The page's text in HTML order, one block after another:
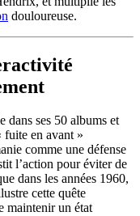
douloureuse.
ses 50 albums et
fuite en avant »
comme une défense
l’action pour éviter de
dans les années 1960,
cette quête
maintenir un état